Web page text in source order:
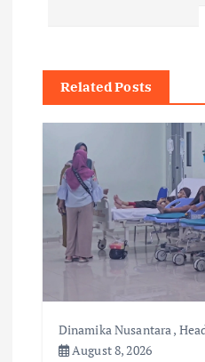
v
t
Related Posts
Dinamika Nusantara ,
August 8, 2026